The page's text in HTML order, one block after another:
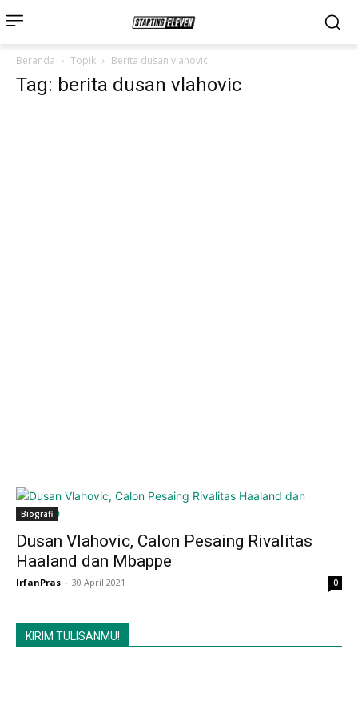
Beranda Topik Berita dusan vlahovic
Tag: berita dusan vlahovic
Biografi
Dusan Vlahovic, Calon Pesaing Rivalitas
Haaland dan Mbappe
IrfanPras - 30 April 2021 0
KIRIM TULISANMU!